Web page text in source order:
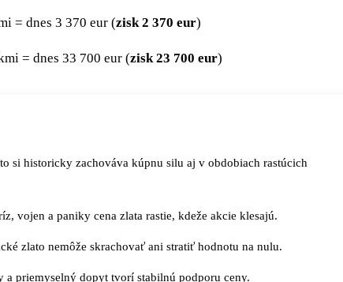
= dnes 3 370 eur (zisk 2 370 eur)
= dnes 33 700 eur (zisk 23 700 eur)
si historicky zachováva kúpnu silu aj v obdobiach rastúcich
vojen a paniky cena zlata rastie, kdeže akcie klesajú.
zlato nemôže skrachovať ani stratiť hodnotu na nulu.
a priemyselný dopyt tvorí stabilnú podporu ceny.